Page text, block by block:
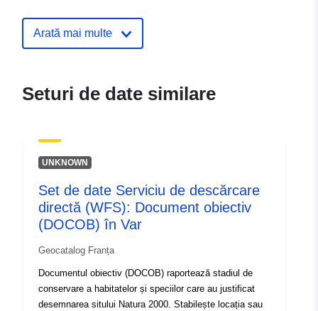
Resursă:
http://inspire.ec.europa.eu/
codelist/SpatialDataServiceType/
Arată mai multe
Seturi de date similare
UNKNOWN
Set de date Serviciu de descărcare
directă (WFS): Document obiectiv
(DOCOB) în Var
Geocatalog Franța
Documentul obiectiv (DOCOB) raportează stadiul de
conservare a habitatelor și speciilor care au justificat
desemnarea sitului Natura 2000. Stabilește locația sau